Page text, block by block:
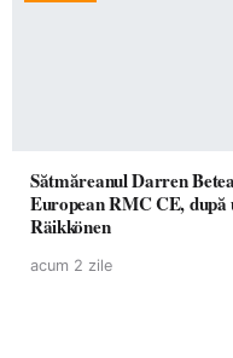
Sătmăreanul Darren
European RMC CE,
Räikkönen
acum 2 zile